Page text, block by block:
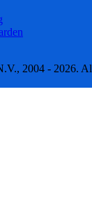
2004 - 2026.